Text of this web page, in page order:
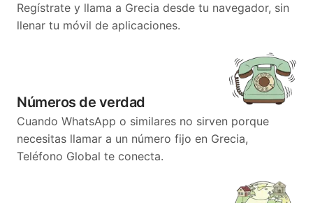
Regístrate y llama a Grecia desde tu navegador, sin
llenar tu móvil de aplicaciones.
Números de verdad
Cuando WhatsApp o similares no sirven porque
necesitas llamar a un número fijo en Grecia,
Teléfono Global te conecta.